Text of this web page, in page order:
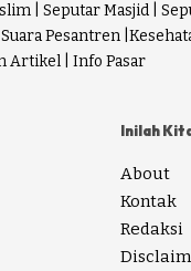
Seputar Masjid
Suara Pesantren
Artikel Info Pasar
Inilah
About
Kontak
Redaksi